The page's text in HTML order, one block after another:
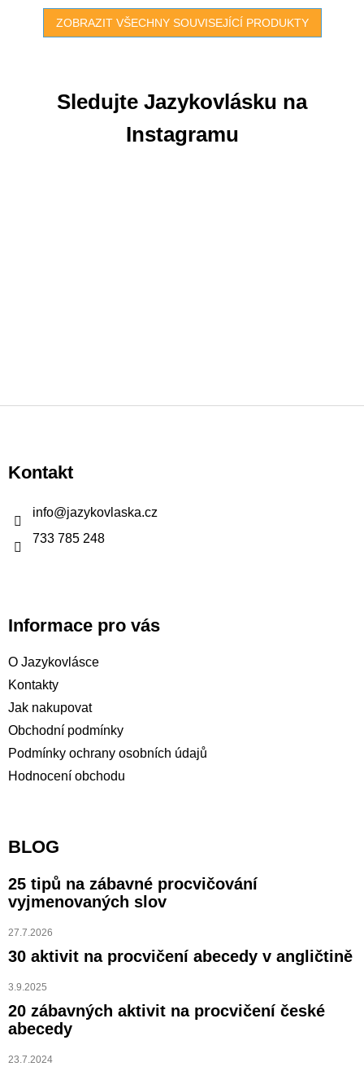
ZOBRAZIT VŠECHNY SOUVISEJÍCÍ PRODUKTY
Sledujte Jazykovlásku na
Instagramu
p
aKontakt
info@jazykovlaska.cz
733 785 248
Informace pro vás
O Jazykovlásce
Kontakty
Jak nakupovat
Obchodní podmínky
Podmínky ochrany osobních údajů
Hodnocení obchodu
BLOG
25 tipů na zábavné procvičování
vyjmenovaných slov
27.7.2026
30 aktivit na procvičení abecedy v angličtině
3.9.2025
20 zábavných aktivit na procvičení české
abecedy
23.7.2024